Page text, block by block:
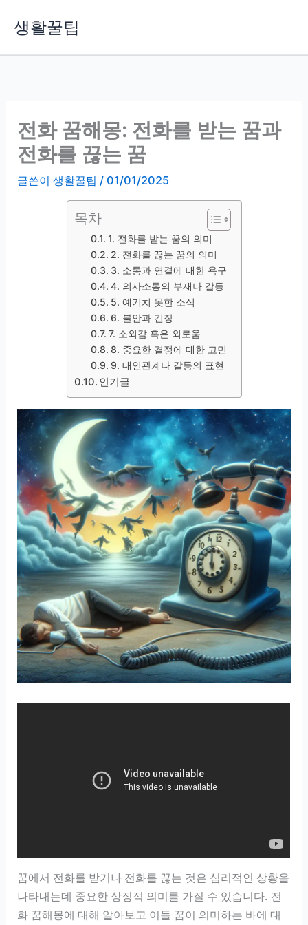
생활꿀팁
전화 꿈해몽: 전화를 받는 꿈과
전화를 끊는 꿈
글쓴이생활꿀팁 / 01/01/2025
목차
1. 전화를 받는 꿈의 의미
2. 전화를 끊는 꿈의 의미
3. 소통과 연결에 대한 욕구
4. 의사소통의 부재나 갈등
5. 예기치 못한 소식
6. 불안과 긴장
7. 소외감 혹은 외로움
8. 중요한 결정에 대한 고민
9. 대인관계나 갈등의 표현
인기글
꿈에서 전화를 받거나 전화를 끊는 것은 심리적인 상황을
나타내는데 중요한 상징적 의미를 가질 수 있습니다. 전
화 꿈해몽에 대해 알아보고 이들 꿈이 의미하는 바에 대